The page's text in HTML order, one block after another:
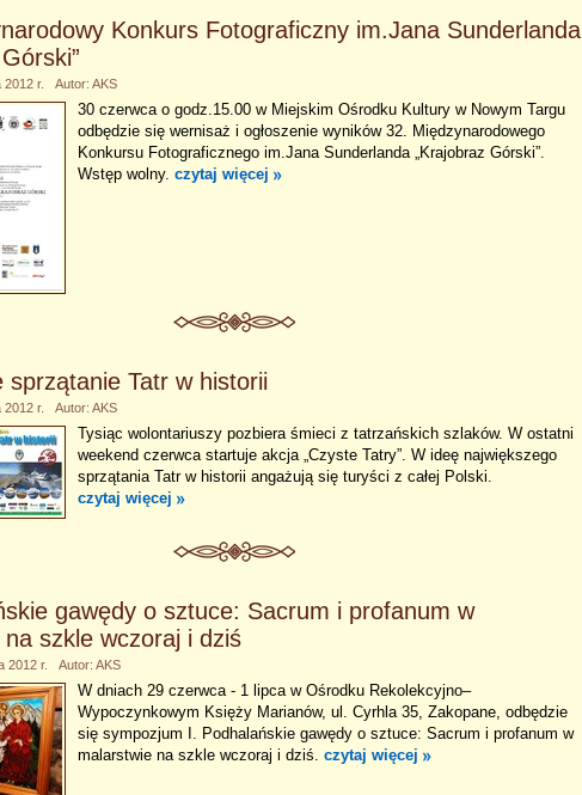
Konkurs Fotograficzny im.Jana Sunderlanda
2012 r. Autor: AKS
30 czerwca o godz.15.00 w Miejskim Ośrodku Kultury w Nowym Targu
odbędzie się wernisaż i ogłoszenie wyników 32. Międzynarodowego
Konkursu Fotograficznego im.Jana Sunderlanda „Krajobraz Górski”.
Wstęp wolny. czytaj więcej
sprzątanie Tatr w historii
2012 r. Autor: AKS
Tysiąc wolontariuszy pozbiera śmieci z tatrzańskich szlaków. W ostatni
weekend czerwca startuje akcja „Czyste Tatry”. W ideę największego
sprzątania Tatr w historii angażują się turyści z całej Polski.
czytaj więcej
gawędy o sztuce: Sacrum i profanum w
szkle wczoraj i dziś
2012 r. Autor: AKS
W dniach 29 czerwca - 1 lipca w Ośrodku Rekolekcyjno–
Wypoczynkowym Księży Marianów, ul. Cyrhla 35, Zakopane, odbędzie
się sympozjum I. Podhalańskie gawędy o sztuce: Sacrum i profanum w
malarstwie na szkle wczoraj i dziś. czytaj więcej